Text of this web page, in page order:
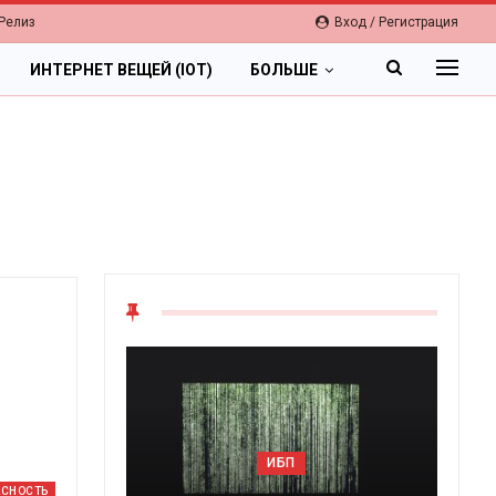
Вход / Регистрация
ИНТЕРНЕТ ВЕЩЕЙ (IOT) БОЛЬШЕ
ИБП